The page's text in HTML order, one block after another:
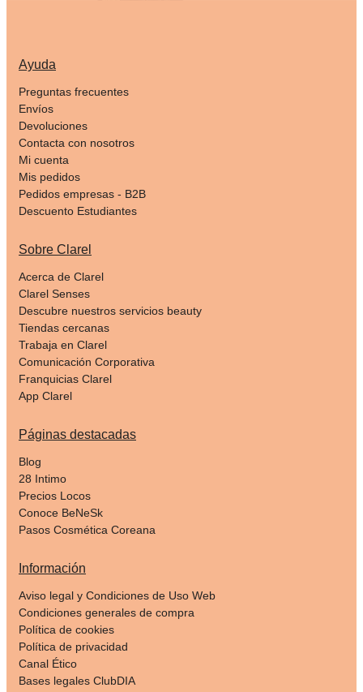
Ayuda
Preguntas frecuentes
Envíos
Devoluciones
Contacta con nosotros
Mi cuenta
Mis pedidos
Pedidos empresas - B2B
Descuento Estudiantes
Sobre Clarel
Acerca de Clarel
Clarel Senses
Descubre nuestros servicios beauty
Tiendas cercanas
Trabaja en Clarel
Comunicación Corporativa
Franquicias Clarel
App Clarel
Páginas destacadas
Blog
28 Intimo
Precios Locos
Conoce BeNeSk
Pasos Cosmética Coreana
Información
Aviso legal y Condiciones de Uso Web
Condiciones generales de compra
Política de cookies
Política de privacidad
Canal Ético
Bases legales ClubDIA